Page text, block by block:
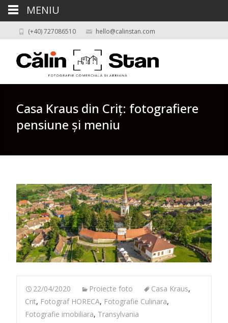
(+40) 727086510 hello@calinstan.com
Casa Kraus din Criț: fotografiere
pensiune și meniu
22/04/2020 Proiecte foto Casa Kraus,
Crit, Fotograf HORECA, Fotografie Culinara,
Fotografie imobiliara, Transylvania
MENIU